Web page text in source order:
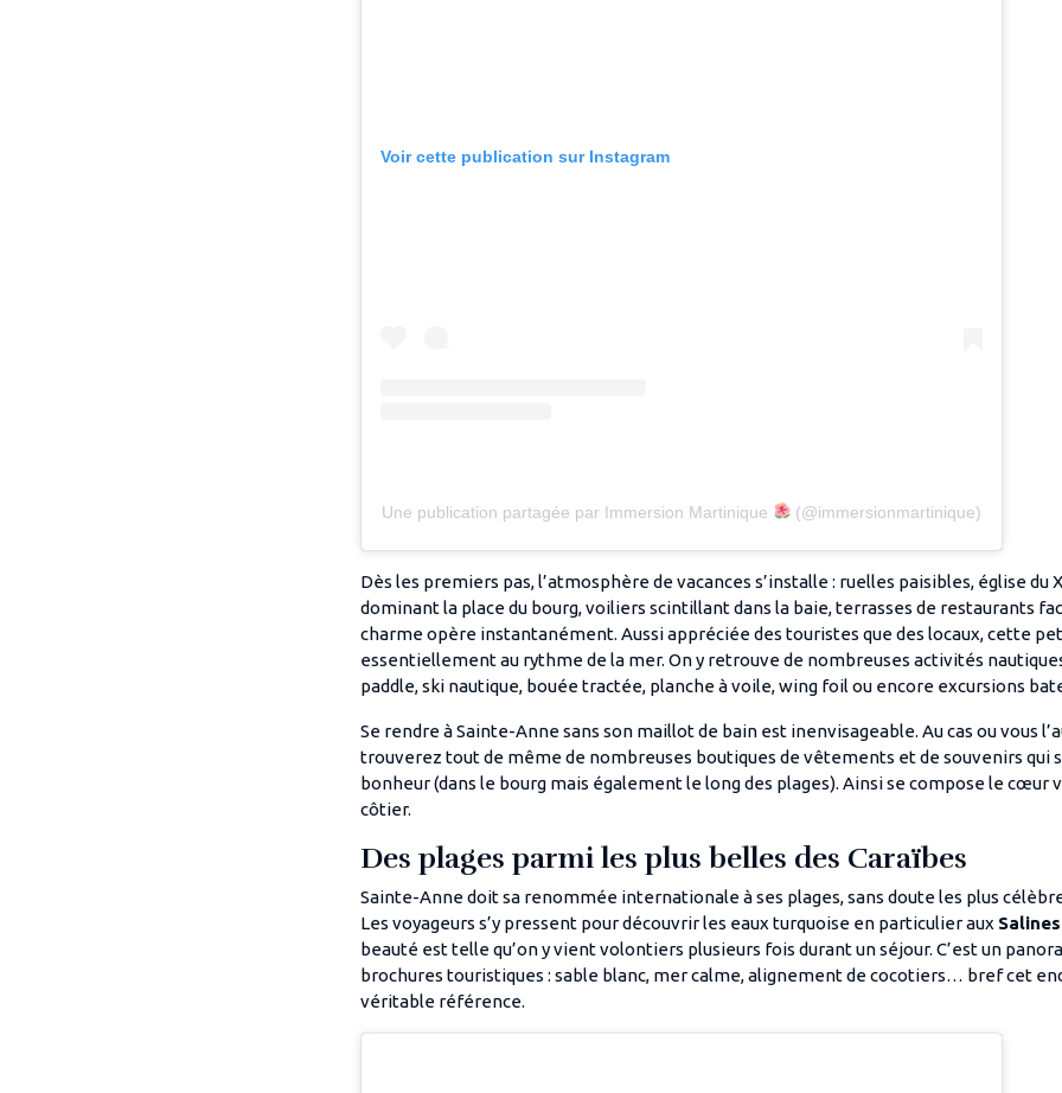
Voir cette publication sur Instagram
Une publication partagée par Immersion Martinique (@immersionmartinique)
Dès les premiers pas, l’atmosphère de vacances s’installe : ruelles paisibles, église du
dominant la place du bourg, voiliers scintillant dans la baie, terrasses de restaurants
charme opère instantanément. Aussi appréciée des touristes que des locaux, cette
essentiellement au rythme de la mer. On y retrouve de nombreuses activités
paddle, ski nautique, bouée tractée, planche à voile, wing foil ou encore excursions
Se rendre à Sainte-Anne sans son maillot de bain est inenvisageable. Au cas ou vous
trouverez tout de même de nombreuses boutiques de vêtements et de souvenirs qui
bonheur (dans le bourg mais également le long des plages). Ainsi se compose le cœur
côtier.
Des plages parmi les plus belles des Caraïbes
Sainte-Anne doit sa renommée internationale à ses plages, sans doute les plus
Les voyageurs s’y pressent pour découvrir les eaux turquoise en particulier aux Salines
beauté est telle qu’on y vient volontiers plusieurs fois durant un séjour. C’est un
brochures touristiques : sable blanc, mer calme, alignement de cocotiers… bref cet
véritable référence.